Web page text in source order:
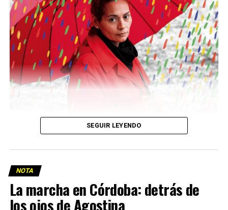
Descargar la Mu en PDF
SEGUIR LEYENDO
NOTA
La marcha en Córdoba: detrás de
los ojos de Agostina